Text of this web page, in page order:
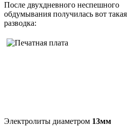
После двухдневного неспешного
обдумывания получилась вот такая
разводка:
Электролиты диаметром 13мм